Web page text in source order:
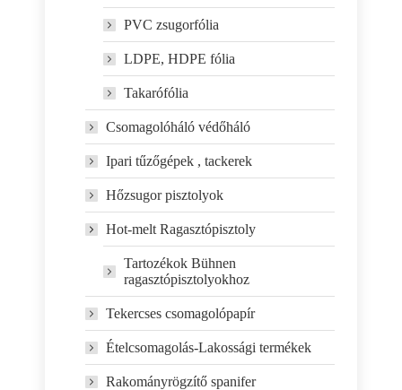
PVC zsugorfólia
LDPE, HDPE fólia
Takarófólia
Csomagolóháló védőháló
Ipari tűzőgépek , tackerek
Hőzsugor pisztolyok
Hot-melt Ragasztópisztoly
Tartozékok Bühnen
ragasztópisztolyokhoz
Tekercses csomagolópapír
Ételcsomagolás-Lakossági termékek
Rakományrögzítő spanifer